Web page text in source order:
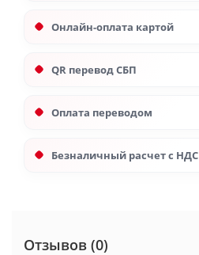
Онлайн-оплата картой
QR перевод СБП
Оплата переводом
Безналичный расчет с НДС
Отзывов (0)